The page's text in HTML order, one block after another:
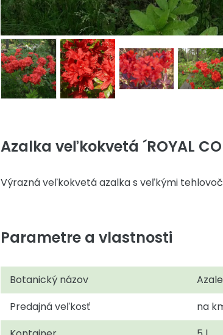
Azalka veľkokvetá ´ROYAL
Výrazná veľkokvetá azalka s veľkými
Parametre a vlastnosti
Botanický názov
Predajná veľkosť
na